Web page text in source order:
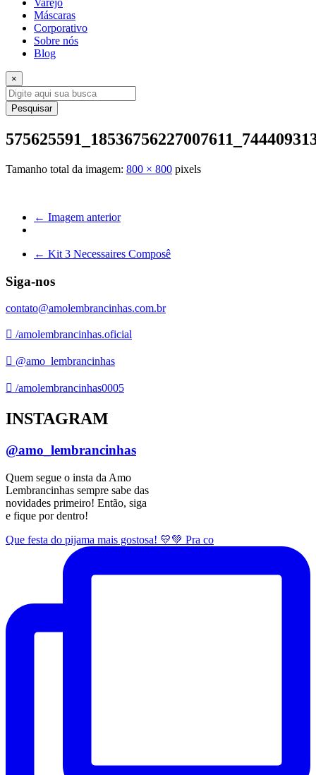
Varejo
Máscaras
Corporativo
Sobre nós
Blog
×
Pesquisar
Tamanho total da imagem: 800 × 800 pixels
← Imagem anterior
← Kit 3 Necessaires Composê
Siga-nos
contato@amolembrancinhas.com.br
/amolembrancinhas.oficial
@amo_lembrancinhas
/amolembrancinhas0005
INSTAGRAM
@amo_lembrancinhas
Quem segue o insta da Amo
Lembrancinhas sempre sabe das
novidades primeiro! Então, siga
e fique por dentro!
Que festa do pijama mais gostosa! 💛💚 Pra co